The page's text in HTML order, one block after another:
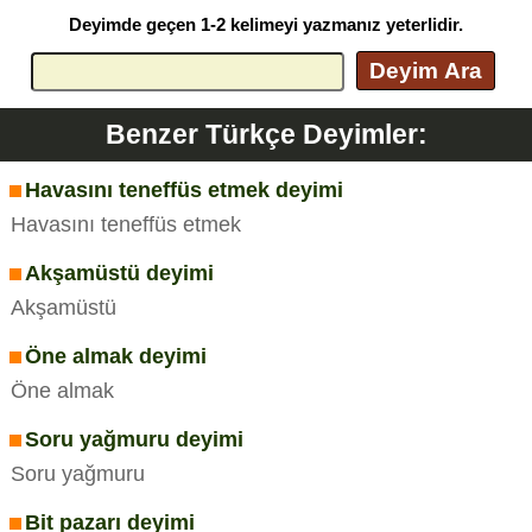
Deyimde geçen 1-2 kelimeyi yazmanız yeterlidir.
Deyim Ara
Benzer Türkçe Deyimler:
Havasını teneffüs etmek deyimi
Havasını teneffüs etmek
Akşamüstü deyimi
Akşamüstü
Öne almak deyimi
Öne almak
Soru yağmuru deyimi
Soru yağmuru
Bit pazarı deyimi